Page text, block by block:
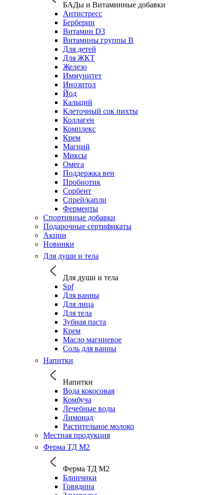
БАДы и Витаминные добавки
Антистресс
Берберин
Витамин D3
Витамины группы B
Для детей
Для ЖКТ
Железо
Иммунитет
Инозитол
Йод
Кальций
Клеточный сок пихты
Коллаген
Комплекс
Крем
Магний
Миксы
Омега
Поддержка вен
Пробиотик
Сорбент
Спрей/капли
Ферменты
Спортивные добавки
Подарочные сертификаты
Акции
Новинки
Для души и тела
Для души и тела
Spf
Для ванны
Для лица
Для тела
Зубная паста
Крем
Масло магниевое
Соль для ванны
Напитки
Напитки
Вода кокосовая
Комбуча
Лечебные воды
Лимонад
Растительное молоко
Местная продукция
Ферма ТД М2
Ферма ТД М2
Блинчики
Говядина